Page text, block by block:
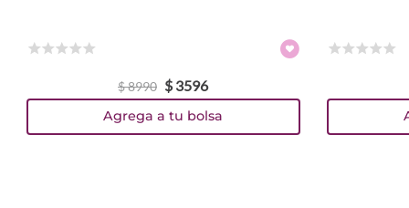
$8990 $ 3596
Agrega a tu bolsa